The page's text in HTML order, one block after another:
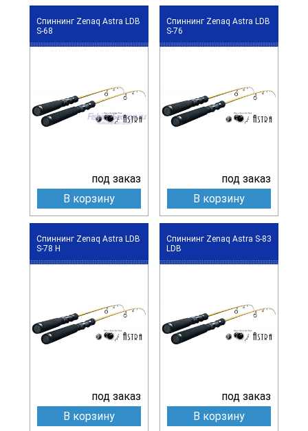
Спиннинг Zenaq Astra LDB
S-68
под заказ
В корзину
Спиннинг Zenaq Astra LDB
S-76
под заказ
В корзину
Спиннинг Zenaq Astra LDB
S-78 H
под заказ
В корзину
Спиннинг Zenaq Astra S-83
LDB
под заказ
В корзину